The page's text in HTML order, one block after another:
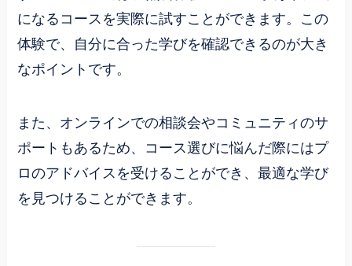
になるコースを実際に試すことができます。この
体験で、自分に合った学びを確認できるのが大き
なポイントです。
また、オンラインでの相談会やコミュニティのサ
ポートもあるため、コース選びに悩んだ際にはプ
ロのアドバイスを受けることができ、最適な学び
を見つけることができます。